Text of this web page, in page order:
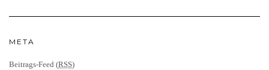
META
Beitrags-Feed (RSS)